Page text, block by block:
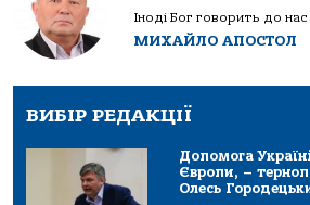
Іноді Бог говорить до
МИХАЙЛО АПОСТОЛ
ВИБІР РЕДАКЦІЇ
Допомога
Європи, –
Олесь